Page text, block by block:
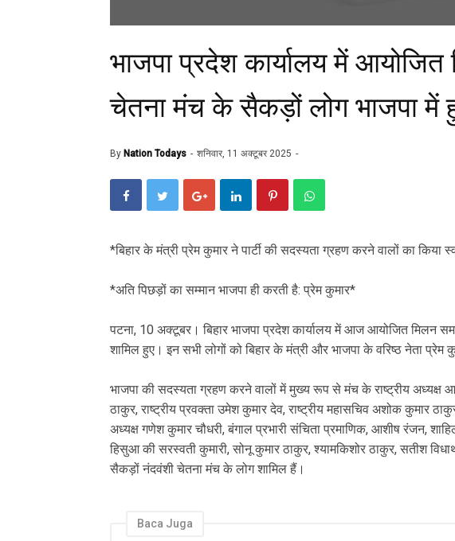
भाजपा प्रदेश कार्यालय में आयोजित
चेतना मंच के सैकड़ों लोग भाजपा में
By Nation Todays शनिवार, 11 अक्टूबर 2025
*बिहार के मंत्री प्रेम कुमार ने पार्टी की सदस्यता ग्रहण करने वालों का किया
*अति पिछड़ों का सम्मान भाजपा ही करती है: प्रेम कुमार*
पटना, 10 अक्टूबर। बिहार भाजपा प्रदेश कार्यालय में आज आयोजित मिलन
शामिल हुए। इन सभी लोगों को बिहार के मंत्री और भाजपा के वरिष्ठ नेता प्रेम
भाजपा की सदस्यता ग्रहण करने वालों में मुख्य रूप से मंच के राष्ट्रीय अध्यक्ष
ठाकुर, राष्ट्रीय प्रवक्ता उमेश कुमार देव, राष्ट्रीय महासचिव अशोक कुमार
अध्यक्ष गणेश कुमार चौधरी, बंगाल प्रभारी संचिता प्रमाणिक, आशीष रंजन,
हिसुआ की सरस्वती कुमारी, सोनू कुमार ठाकुर, श्यामकिशोर ठाकुर, सतीश
सैकड़ों नंदवंशी चेतना मंच के लोग शामिल हैं।
Baca Juga